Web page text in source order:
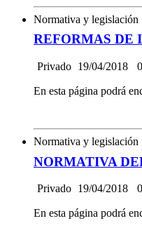
Normativa y legislación
REFORMAS DE
Privado 19/04/2018 0
En esta página podrá
Normativa y legislación
NORMATIVA
Privado 19/04/2018 0
En esta página podrá